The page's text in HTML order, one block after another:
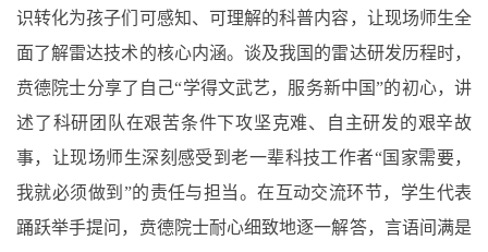
识转化为孩子们可感知、可理解的科普内容，让现场师生全
面了解雷达技术的核心内涵。谈及我国的雷达研发历程时，
贲德院士分享了自己“学得文武艺，服务新中国”的初心，讲
述了科研团队在艰苦条件下攻坚克难、自主研发的艰辛故
事，让现场师生深刻感受到老一辈科技工作者“国家需要，
我就必须做到”的责任与担当。在互动交流环节，学生代表
踊跃举手提问，贲德院士耐心细致地逐一解答，言语间满是